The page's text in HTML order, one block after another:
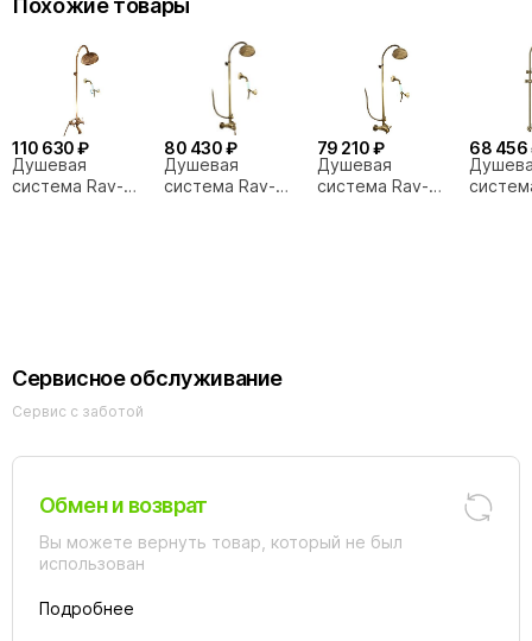
110 630 ₽
Душевая
система Rav-
80 430 ₽
Душевая
система Rav-
79 210 ₽
Душевая
система Rav-
68 456
Сервисное обслуживание
Сервис с заботой
Обмен и возврат
Вы можете вернуть товар, который не был
использован
Подробнее